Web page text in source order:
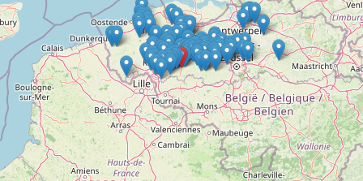
Kerkstraten
7 rollen van Steven Seagal
Dodentocht
Redelijk slecht weer
In vogelvlucht